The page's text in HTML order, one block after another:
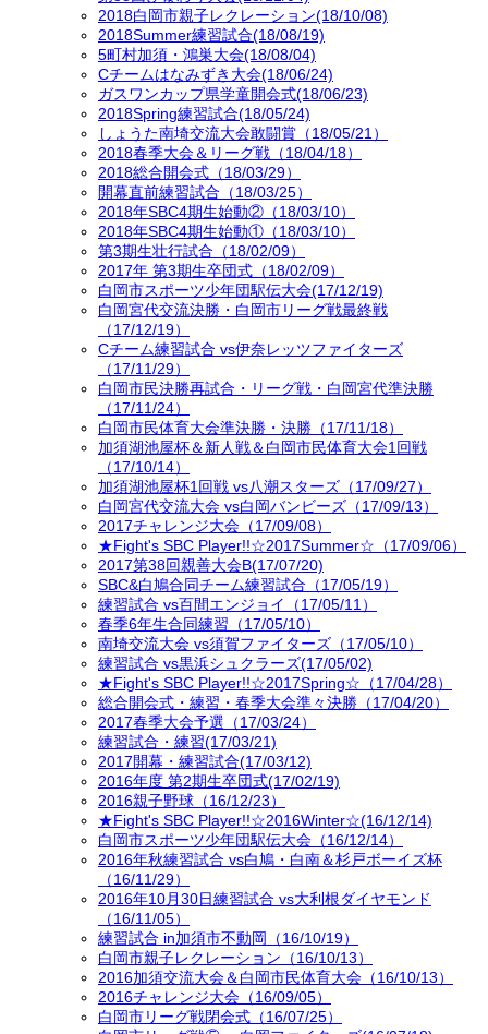
2018白岡市親子レクレーション(18/10/08)
2018Summer練習試合(18/08/19)
5町村加須・鴻巣大会(18/08/04)
Cチームはなみずき大会(18/06/24)
ガスワンカップ県学童開会式(18/06/23)
2018Spring練習試合(18/05/24)
しょうた南埼交流大会敢闘賞（18/05/21）
2018春季大会＆リーグ戦（18/04/18）
2018総合開会式（18/03/29）
開幕直前練習試合（18/03/25）
2018年SBC4期生始動②（18/03/10）
2018年SBC4期生始動①（18/03/10）
第3期生壮行試合（18/02/09）
2017年 第3期生卒団式（18/02/09）
白岡市スポーツ少年団駅伝大会(17/12/19)
白岡宮代交流決勝・白岡市リーグ戦最終戦
（17/12/19）
Cチーム練習試合 vs伊奈レッツファイターズ
（17/11/29）
白岡市民決勝再試合・リーグ戦・白岡宮代準決勝
（17/11/24）
白岡市民体育大会準決勝・決勝（17/11/18）
加須湖池屋杯＆新人戦＆白岡市民体育大会1回戦
（17/10/14）
加須湖池屋杯1回戦 vs八潮スターズ（17/09/27）
白岡宮代交流大会 vs白岡バンビーズ（17/09/13）
2017チャレンジ大会（17/09/08）
★Fight's SBC Player!!☆2017Summer☆（17/09/06）
2017第38回親善大会B(17/07/20)
SBC&白鳩合同チーム練習試合（17/05/19）
練習試合 vs百間エンジョイ（17/05/11）
春季6年生合同練習（17/05/10）
南埼交流大会 vs須賀ファイターズ（17/05/10）
練習試合 vs黒浜シュクラーズ(17/05/02)
★Fight's SBC Player!!☆2017Spring☆（17/04/28）
総合開会式・練習・春季大会準々決勝（17/04/20）
2017春季大会予選（17/03/24）
練習試合・練習(17/03/21)
2017開幕・練習試合(17/03/12)
2016年度 第2期生卒団式(17/02/19)
2016親子野球（16/12/23）
★Fight's SBC Player!!☆2016Winter☆(16/12/14)
白岡市スポーツ少年団駅伝大会（16/12/14）
2016年秋練習試合 vs白鳩・白南＆杉戸ボーイズ杯
（16/11/29）
2016年10月30日練習試合 vs大利根ダイヤモンド
（16/11/05）
練習試合 in加須市不動岡（16/10/19）
白岡市親子レクレーション（16/10/13）
2016加須交流大会＆白岡市民体育大会（16/10/13）
2016チャレンジ大会（16/09/05）
白岡市リーグ戦閉会式（16/07/25）